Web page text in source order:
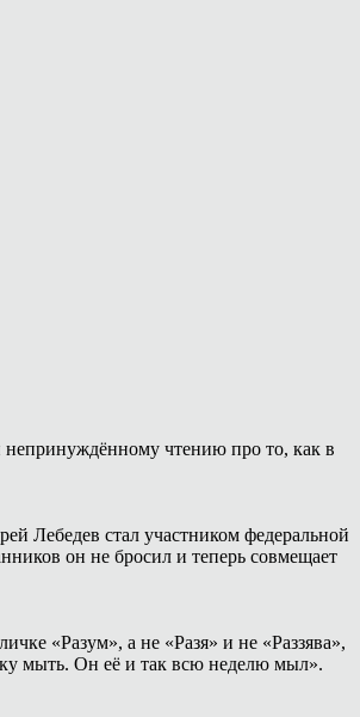
чтению про то, как в
Лебедев стал участником федеральной
он не бросил и теперь совмещает
«Разум», а не «Разя» и не «Раззява»,
мыть. Он её и так всю неделю мыл».